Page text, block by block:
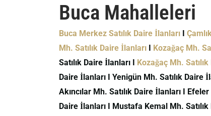
Buca Mahalleleri
Buca Merkez Satılık Daire İlanları I
Mh. Satılık Daire İlanları I Kozağaç Mh.
Satılık Daire İlanları I Kozağaç Mh.
Daire İlanları I Yenigün Mh. Satılık Daire
Akıncılar Mh. Satılık Daire İlanları I
Daire İlanları I Mustafa Kemal Mh. Satılık